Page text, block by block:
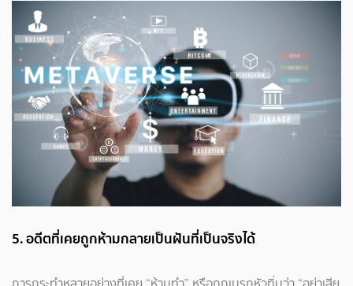
5. อดีตที่เคยถูกห้ามกลายเป็นฝันที่เป็นจริงได้